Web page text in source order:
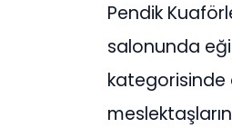
Pendik
salonunda
kategorisinde